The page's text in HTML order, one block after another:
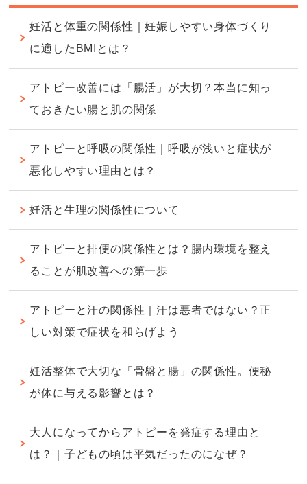
妊活と体重の関係性｜妊娠しやすい身体づくり
に適したBMIとは？
アトピー改善には「腸活」が大切？本当に知っ
ておきたい腸と肌の関係
アトピーと呼吸の関係性｜呼吸が浅いと症状が
悪化しやすい理由とは？
妊活と生理の関係性について
アトピーと排便の関係性とは？腸内環境を整え
ることが肌改善への第一歩
アトピーと汗の関係性｜汗は悪者ではない？正
しい対策で症状を和らげよう
妊活整体で大切な「骨盤と腸」の関係性。便秘
が体に与える影響とは？
大人になってからアトピーを発症する理由と
は？｜子どもの頃は平気だったのになぜ？